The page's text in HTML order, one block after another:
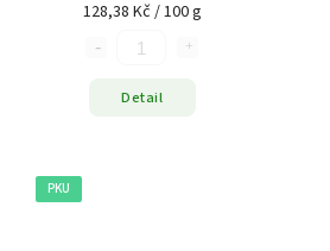
128,38 Kč / 100 g
Detail
PKU